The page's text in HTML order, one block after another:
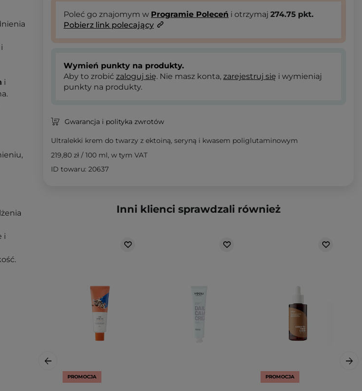
i
i
Poleć go znajomym w Programie Poleceń i otrzymaj 274.75 pkt.
Pobierz link polecający
Wymień punkty na produkty.
Aby to zrobić zaloguj się. Nie masz konta, zarejestruj się i wymieniaj
punkty na produkty.
Gwarancja i polityka zwrotów
Ultralekki krem do twarzy z ektoiną, seryną i kwasem poliglutaminowym
219,80 zł / 100 ml, w tym VAT
ID towaru: 20637
Inni klienci sprawdzali również
PROMOCJA PROMOCJA